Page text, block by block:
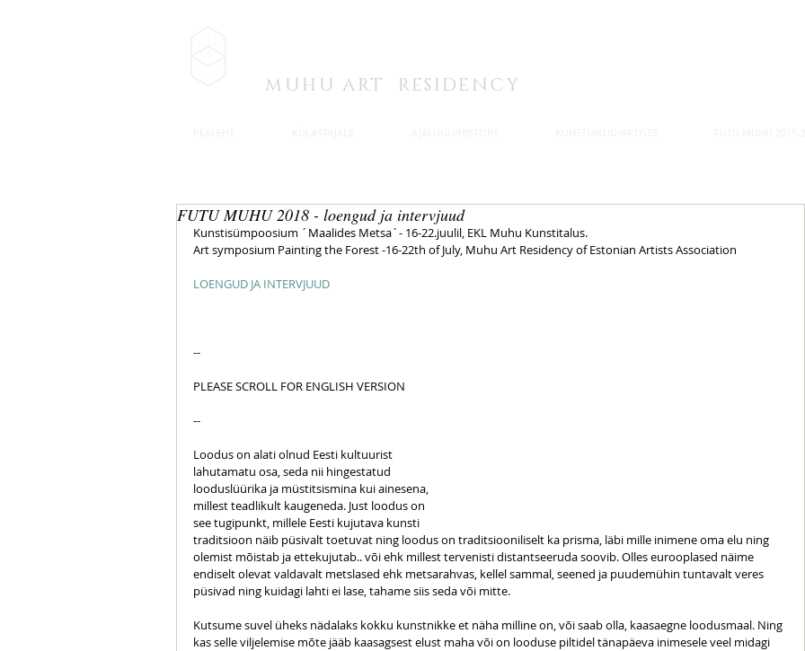
MUHU ART RESIDENCY
FUTU MUHU 2018 - loengud ja intervjuud
Kunstisümpoosium ´Maalides Metsa´- 16-22.juulil, EKL Muhu Kunstitalus.
Art symposium Painting the Forest -16-22th of July, Muhu Art Residency of Estonian Artists Association
LOENGUD JA INTERVJUUD
--
PLEASE SCROLL FOR ENGLISH VERSION
--
Loodus on alati olnud Eesti kultuurist
lahutamatu osa, seda nii hingestatud
looduslüürika ja müstitsismina kui ainesena,
millest teadlikult kaugeneda. Just loodus on
see tugipunkt, millele Eesti kujutava kunsti
traditsioon näib püsivalt toetuvat ning loodus on traditsiooniliselt ka prisma, läbi mille inimene oma elu ning
olemist mõistab ja ettekujutab.. või ehk millest tervenisti distantseeruda soovib. Olles eurooplased näime
endiselt olevat valdavalt metslased ehk metsarahvas, kellel sammal, seened ja puudemühin tuntavalt veres
püsivad ning kuidagi lahti ei lase, tahame siis seda või mitte.
Kutsume suvel üheks nädalaks kokku kunstnikke et näha milline on, või saab olla, kaasaegne loodusmaal. Ning
kas selle viljelemise mõte jääb kaasagsest elust maha või on looduse piltidel tänapäeva inimesele veel midagi